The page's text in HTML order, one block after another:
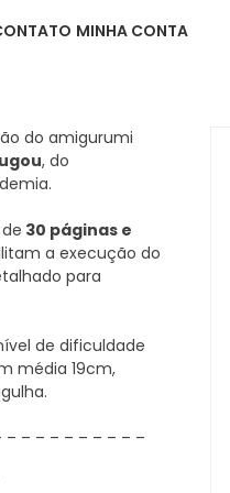
MINHA CONTA
do amigurumi
, do
30 páginas e
a execução do
para
de dificuldade
média 19cm,
– – – – – – – – –